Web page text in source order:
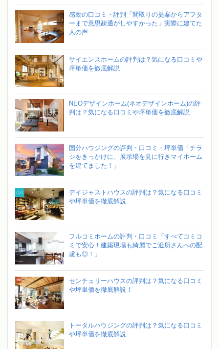
感動の口コミ・評判「間取りの提案からアフタ
ーまで意思疎通がしやすかった」実際に建てた
人の声
サイエンスホームの評判は？気になる口コミや
坪単価を徹底解説
NEOデザインホーム(ネオデザインホーム)の評
判は？気になる口コミや坪単価を徹底解説
国分ハウジングの評判・口コミ・坪単価「チラ
シをきっかけに、展示場を見に行きマイホーム
を建てました！」
デイジャストハウスの評判は？気になる口コミ
や坪単価を徹底解説
フルコミホームの評判・口コミ「すべてコミコ
ミで安心！建築現場も綺麗でご近所さんへの配
慮も◎！」
センチュリーハウスの評判は？気になる口コミ
や坪単価を徹底解説！
トータルハウジングの評判は？気になる口コミ
や坪単価を徹底解説